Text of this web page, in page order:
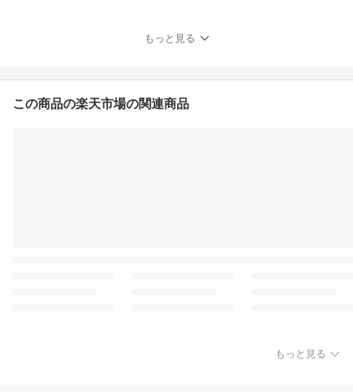
きやすい おしゃれ 軽量
疲れない スニーカー 厚
ポーティー 厚底スニーカ
もっと見る
この商品の楽天市場の関連商品
もっと見る